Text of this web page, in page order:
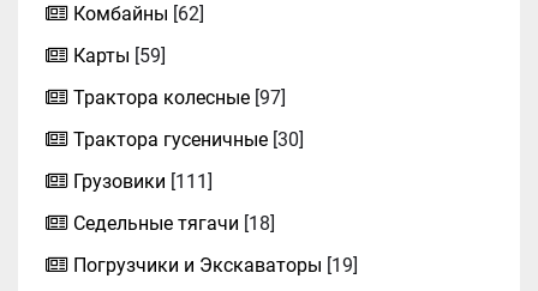
Комбайны [62]
Карты [59]
Трактора колесные [97]
Трактора гусеничные [30]
Грузовики [111]
Седельные тягачи [18]
Погрузчики и Экскаваторы [19]